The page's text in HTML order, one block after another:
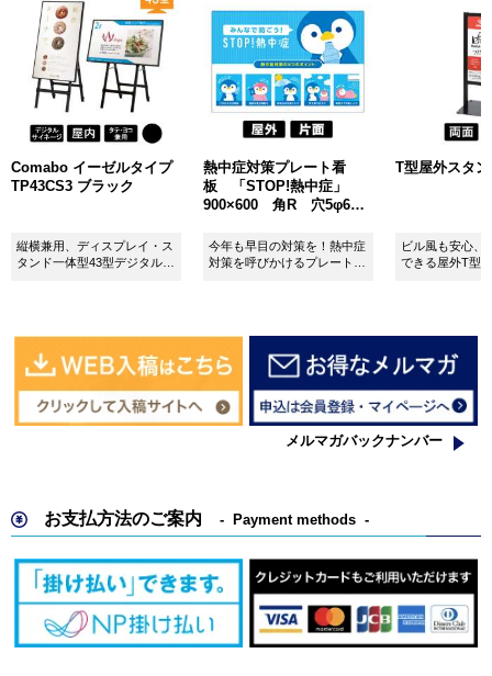
Comabo イーゼルタイプ
TP43CS3 ブラック
縦横兼用、ディスプレイ・ス
タンド一体型43型デジタルサ
熱中症対策プレート看
板 「STOP!熱中症」
900×600 角R 穴5φ6カ
今年も早目の対策を！熱中症
対策を呼びかけるプレート看
T型屋外スタ
ビル風も安心、
できる屋外T型
メルマガバックナンバー
お支払方法のご案内 Payment methods